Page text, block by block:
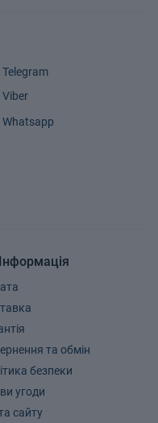
Інформація
та обмін
безпеки
угоди
сайту
Telegram
Viber
Whatsapp